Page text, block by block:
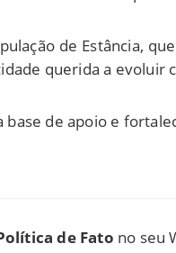
de Estância,
querida a evoluir
de apoio e
de Fato no seu